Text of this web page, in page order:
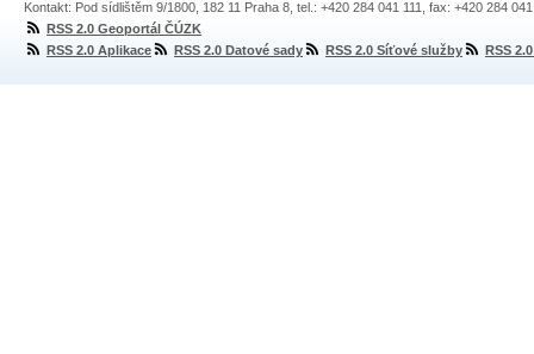
Kontakt: Pod sídlištěm 9/1800, 182 11 Praha 8, tel.: +420 284 041 111, fax: +420 284
RSS 2.0 Geoportál ČÚZK
RSS 2.0 Aplikace
RSS 2.0 Datové sady RSS 2.0 Síťové služby RSS